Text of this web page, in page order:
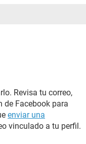
Revisa tu correo,
de Facebook para
enviar una
vinculado a tu perfil.